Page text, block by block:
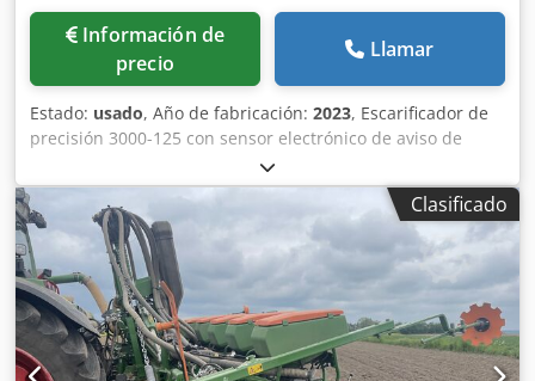
Información de
precio
Llamar
Estado: usado, Año de fabricación: 2023, Escarificador de
precisión 3000-125 con sensor electrónico de aviso de
vacío, marcador de huellas 3000 ISOBUS / Cataya Special
con sensor de radar internacional, con sistema electrónico
de apertura/cierre de filas de paso de rueda / soporte de
estacionamiento ----- CombiDisc 3000 con sección de
discos finos / dentados y rodillo de anillos de cuña. Csdstt
Adajpfx Abgsrf
Clasificado